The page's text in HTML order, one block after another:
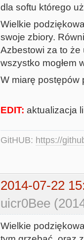
dla softu którego
Wielkie
swoje zbiory.
Azbestowi za to że
wszystko mogłem
W miarę postępów
EDIT: aktualizacja
GitHUB: https://
2014-07-22
uicr0Bee
Wielkie